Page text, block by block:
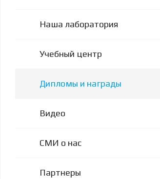
Наша лаборатория
Учебный центр
Дипломы и награды
Видео
СМИ о нас
Партнеры